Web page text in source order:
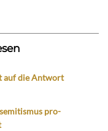
auf die Antwort
pro-